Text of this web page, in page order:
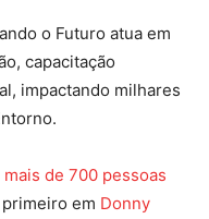
o Futuro atua em
capacitação
impactando milhares
de 700 pessoas
em Donny